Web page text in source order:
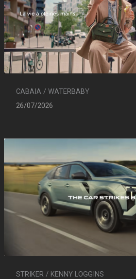
CABAIA / WATERBABY
26/07/2026
STRIKER / KENNY LOGGINS